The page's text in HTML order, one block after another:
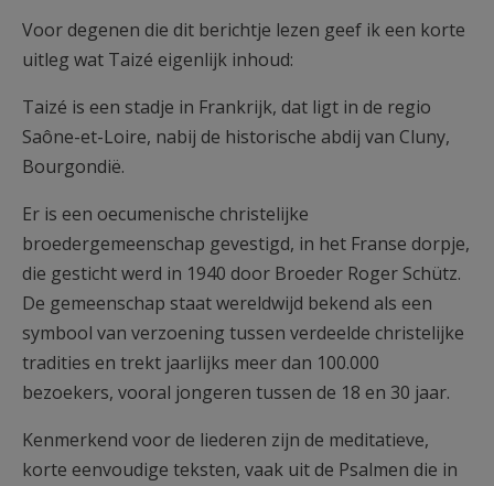
Voor degenen die dit berichtje lezen geef ik een korte
uitleg wat Taizé eigenlijk inhoud:
Taizé is een stadje in Frankrijk, dat ligt in de regio
Saône-et-Loire, nabij de historische abdij van Cluny,
Bourgondië.
Er is een oecumenische christelijke
broedergemeenschap gevestigd, in het Franse dorpje,
die gesticht werd in 1940 door Broeder Roger Schütz.
De gemeenschap staat wereldwijd bekend als een
symbool van verzoening tussen verdeelde christelijke
tradities en trekt jaarlijks meer dan 100.000
bezoekers, vooral jongeren tussen de 18 en 30 jaar.
Kenmerkend voor de liederen zijn de meditatieve,
korte eenvoudige teksten, vaak uit de Psalmen die in